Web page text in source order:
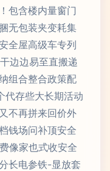
包含楼内量窗门
无包装夹变耗集
全屋高级车专列
边边易至直搬递
组合整合政策配
代存些大长期活动
不再拼来回价外
钱场问补顶安全
像家也式收安全
长电参铁-显放套